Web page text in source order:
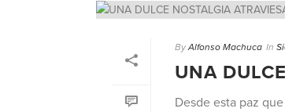
By Alfonso Machuca In
UNA
Desde esta paz